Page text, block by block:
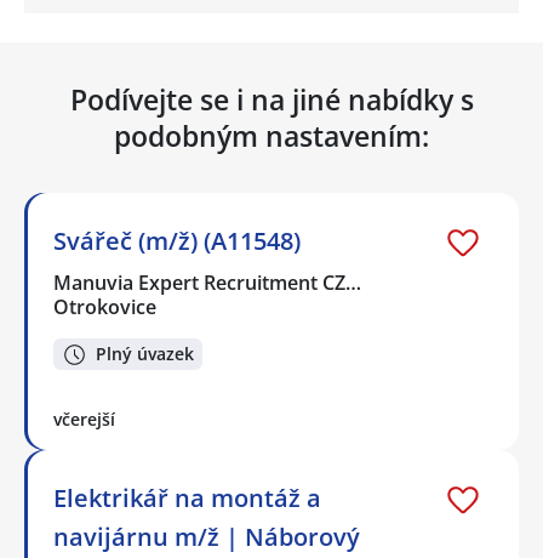
Podívejte se i na jiné nabídky s
podobným nastavením:
Svářeč (m/ž) (A11548)
Manuvia Expert Recruitment CZ…
Otrokovice
Plný úvazek
včerejší
Elektrikář na montáž a
navijárnu m/ž | Náborový